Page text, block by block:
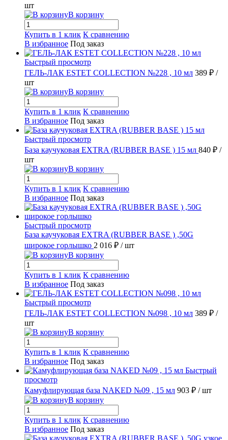
шт
В корзину
Купить в 1 клик К сравнению
В избранное Под заказ
Быстрый просмотр
ГЕЛЬ-ЛАК ESTET COLLECTION №228 , 10 мл 389 ₽ /
шт
В корзину
Купить в 1 клик К сравнению
В избранное Под заказ
Быстрый просмотр
База каучуковая EXTRA (RUBBER BASE ) 15 мл 840 ₽ /
шт
В корзину
Купить в 1 клик К сравнению
В избранное Под заказ
Быстрый просмотр
База каучуковая EXTRA (RUBBER BASE ) ,50G
широкое горлышко 2 016 ₽ / шт
В корзину
Купить в 1 клик К сравнению
В избранное Под заказ
Быстрый просмотр
ГЕЛЬ-ЛАК ESTET COLLECTION №098 , 10 мл 389 ₽ /
шт
В корзину
Купить в 1 клик К сравнению
В избранное Под заказ
Быстрый
просмотр
Камуфлирующая база NAKED №09 , 15 мл 903 ₽ / шт
В корзину
Купить в 1 клик К сравнению
В избранное Под заказ